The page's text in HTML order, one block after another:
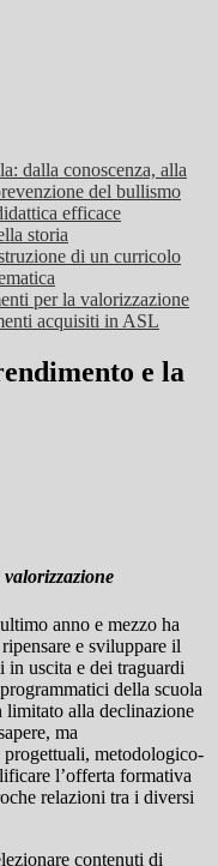
dalla conoscenza, alla
del bullismo
efficace
storia
di un curricolo
per la valorizzazione
acquisiti in ASL
e la
anno e mezzo ha
e sviluppare il
uscita e dei traguardi
della scuola
limitato alla declinazione
ma
progettuali, metodologico-
l’offerta formativa
relazioni tra i diversi
contenuti di